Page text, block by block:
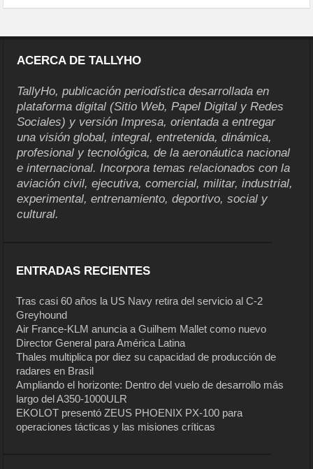
ACERCA DE TALLYHO
TallyHo, publicación periodística desarrollada en
plataforma digital (Sitio Web, Papel Digital y Redes
Sociales) y versión Impresa, orientada a entregar
una visión global, integral, entretenida, dinámica,
profesional y tecnológica, de la aeronáutica nacional
e internacional. Incorpora temas relacionados con la
aviación civil, ejecutiva, comercial, militar, industrial,
experimental, entrenamiento, deportivo, social y
cultural.
ENTRADAS RECIENTES
Tras casi 60 años la US Navy retira del servicio al C-2
Greyhound
Air France-KLM anuncia a Guilhem Mallet como nuevo
Director General para América Latina
Thales multiplica por diez su capacidad de producción de
radares en Brasil
Ampliando el horizonte: Dentro del vuelo de desarrollo más
largo del A350-1000ULR
EKOLOT presentó ZEUS PHOENIX PX-100 para
operaciones tácticas y las misiones críticas